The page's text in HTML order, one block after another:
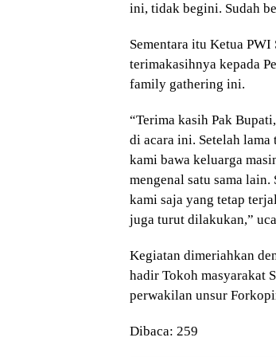
ini, tidak begini. Sudah
Sementara itu Ketua
terimakasihnya kepada
family gathering ini.
“Terima kasih Pak
di acara ini. Setelah
kami bawa keluarga
mengenal satu sama
kami saja yang tetap
juga turut dilakukan,”
Kegiatan dimeriahkan
hadir Tokoh masyarakat
perwakilan unsur
Dibaca: 259